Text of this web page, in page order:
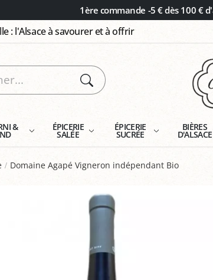
1ère commande -5 € dès 100 €
: l'Alsace à savourer et à offrir
& ÉPICERIE
SALÉE
ÉPICERIE
SUCRÉE
BIÈRES
D'ALSACE
Domaine Agapé Vigneron indépendant Bio